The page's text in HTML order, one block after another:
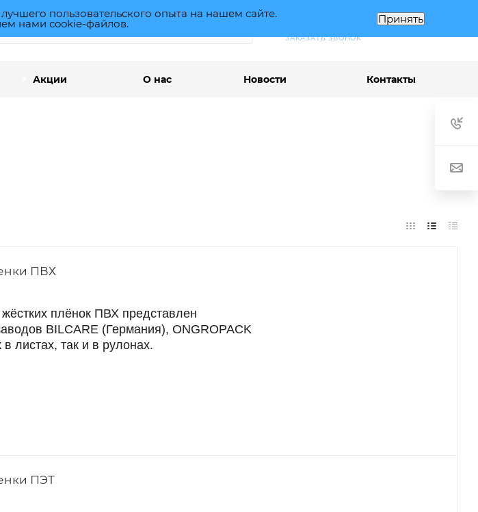
+7 (495) 363 90 30
ЗАКАЗАТЬ ЗВОНОК
Акции О нас Новости Контакты
ПВХ
плёнок ПВХ представлен
BILCARE (Германия), ONGROPACK
в листах, так и в рулонах.
ПЭТ
пользовательского опыта на нашем сайте.
нами cookie-файлов. Принять